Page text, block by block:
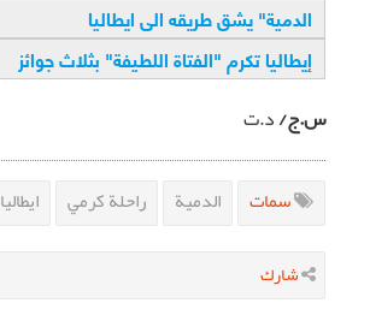
الدمية" يشق طريقه الى ايطاليا
إيطاليا تكرم "الفتاة اللطيفة" بثلاث جوائز
س.ج/د.ت
سمات الدمية راحلة كرمي ايطاليا
شارك